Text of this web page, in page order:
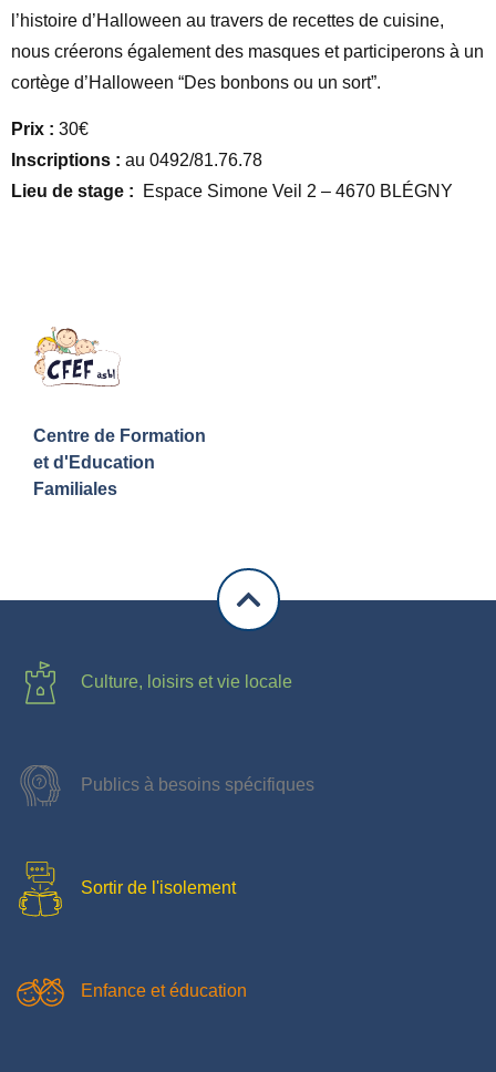
l’histoire d’Halloween au travers de recettes de cuisine,
nous créerons également des masques et participerons à un
cortège d’Halloween “Des bonbons ou un sort”.
Prix : 30€
Inscriptions : au 0492/81.76.78
Lieu de stage : Espace Simone Veil 2 – 4670 BLÉGNY
Centre de Formation
et d'Education
Familiales
Culture, loisirs et vie locale
Publics à besoins spécifiques
Sortir de l'isolement
Enfance et éducation